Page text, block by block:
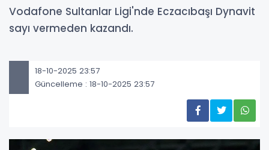
Vodafone Sultanlar Ligi'nde Eczacıbaşı Dynavit
sayı vermeden kazandı.
18-10-2025 23:57
Güncelleme : 18-10-2025 23:57